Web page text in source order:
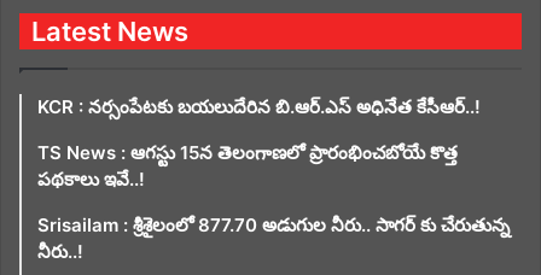
Latest News
KCR : నర్సంపేటకు బయలుదేరిన బి.ఆర్.ఎస్ అధినేత కేసీఆర్..!
TS News : ఆగస్టు 15న తెలంగాణలో ప్రారంభించబోయే కొత్త
పథకాలు ఇవే..!
Srisailam : శ్రీశైలంలో 877.70 అడుగుల నీరు.. సాగర్ కు చేరుతున్న
నీరు..!